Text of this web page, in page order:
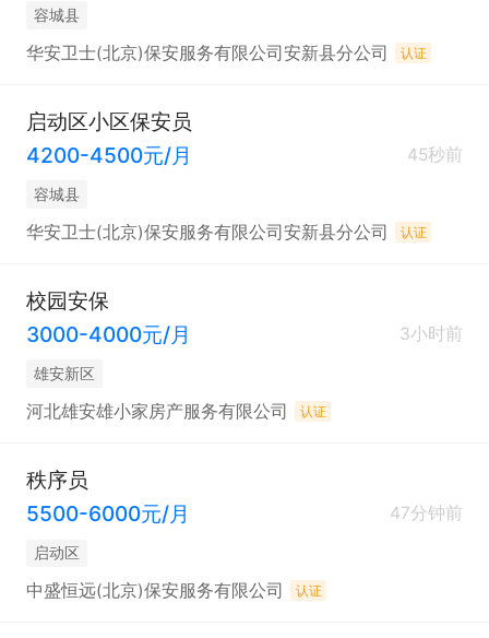
容城县
华安卫士(北京)保安服务有限公司安新县分公司 认证
启动区小区保安员
4200-4500元/月
45秒前
容城县
华安卫士(北京)保安服务有限公司安新县分公司 认证
校园安保
3000-4000元/月
3小时前
雄安新区
河北雄安雄小家房产服务有限公司 认证
秩序员
5500-6000元/月
47分钟前
启动区
中盛恒远(北京)保安服务有限公司 认证